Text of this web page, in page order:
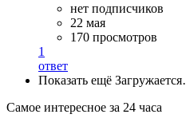
нет подписчиков
22 мая
170 просмотров
1
ответ
Показать ещё
Самое интересное за 24 часа